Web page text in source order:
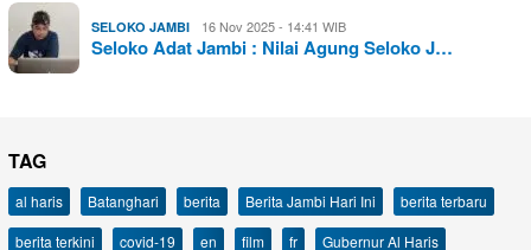
SELOKO JAMBI 16 Nov 2025 - 14:41 WIB
Seloko Adat Jambi : Nilai Agung Seloko J…
TAG
al haris Batanghari berita Berita Jambi Hari Ini
berita terbaru
berita terkini
covid-19 en film fr
Gubernur Al Haris